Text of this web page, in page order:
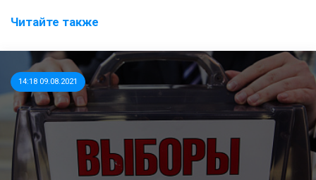
Читайте также
14:18 09.08.2021